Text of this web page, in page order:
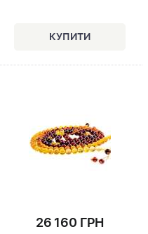
26 160 ГРН